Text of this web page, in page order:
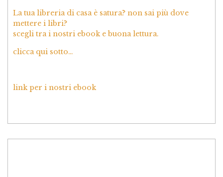
La tua libreria di casa è satura? non sai più dove
mettere i libri?
scegli tra i nostri ebook e buona lettura.
clicca qui sotto…
link per i nostri ebook